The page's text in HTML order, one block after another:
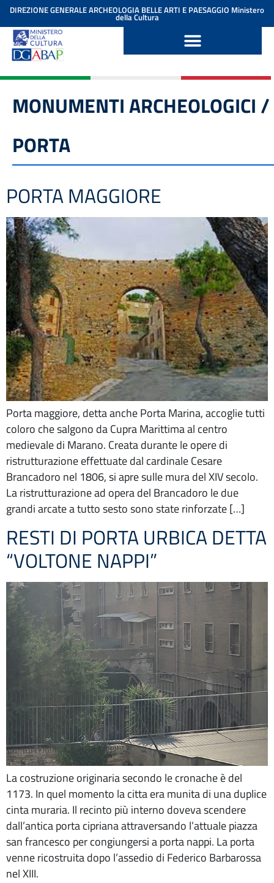
contenuto
DIREZIONE GENERALE ARCHEOLOGIA BELLE ARTI E PAESAGGIO Ministero
della Cultura
MONUMENTI ARCHEOLOGICI /
PORTA
PORTA MAGGIORE
Porta maggiore, detta anche Porta Marina, accoglie tutti
coloro che salgono da Cupra Marittima al centro
medievale di Marano. Creata durante le opere di
ristrutturazione effettuate dal cardinale Cesare
Brancadoro nel 1806, si apre sulle mura del XIV secolo.
La ristrutturazione ad opera del Brancadoro le due
grandi arcate a tutto sesto sono state rinforzate […]
RESTI DI PORTA URBICA DETTA
“VOLTONE NAPPI”
La costruzione originaria secondo le cronache è del
1173. In quel momento la citta era munita di una duplice
cinta muraria. Il recinto più interno doveva scendere
dall’antica porta cipriana attraversando l’attuale piazza
san francesco per congiungersi a porta nappi. La porta
venne ricostruita dopo l’assedio di Federico Barbarossa
nel XIII.